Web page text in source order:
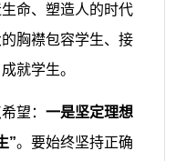
命、塑造人的时代
胸襟包容学生、接
就学生。
望： 一是坚定理想
”。要始终坚持正确